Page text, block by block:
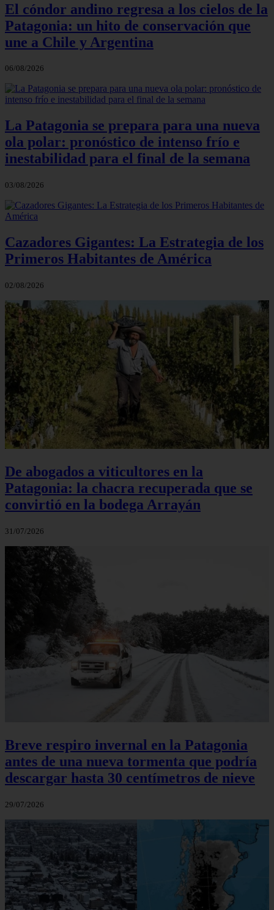
El cóndor andino regresa a los cielos de la
Patagonia: un hito de conservación que
une a Chile y Argentina
06/08/2026
La Patagonia se prepara para una nueva
ola polar: pronóstico de intenso frío e
inestabilidad para el final de la semana
03/08/2026
Cazadores Gigantes: La Estrategia de los
Primeros Habitantes de América
02/08/2026
De abogados a viticultores en la
Patagonia: la chacra recuperada que se
convirtió en la bodega Arrayán
31/07/2026
Breve respiro invernal en la Patagonia
antes de una nueva tormenta que podría
descargar hasta 30 centímetros de nieve
29/07/2026